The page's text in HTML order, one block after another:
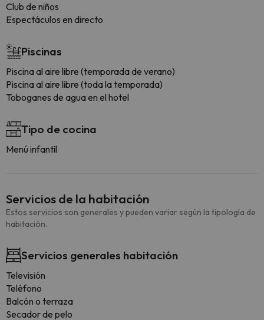
Club de niños
Espectáculos en directo
Piscinas
Piscina al aire libre (temporada de verano)
Piscina al aire libre (toda la temporada)
Toboganes de agua en el hotel
Tipo de cocina
Menú infantil
Servicios de la habitación
Estos servicios son generales y pueden variar según la tipología de
habitación.
Servicios generales habitación
Televisión
Teléfono
Balcón o terraza
Secador de pelo